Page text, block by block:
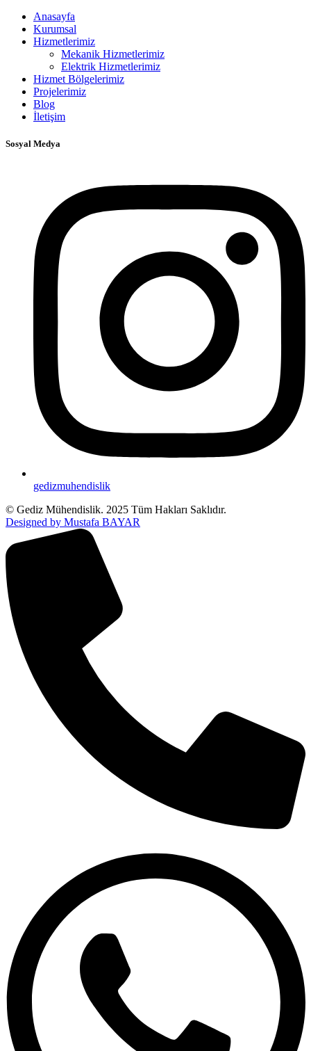
Anasayfa
Kurumsal
Hizmetlerimiz
Mekanik Hizmetlerimiz
Elektrik Hizmetlerimiz
Hizmet Bölgelerimiz
Projelerimiz
Blog
İletişim
Sosyal Medya
gedizmuhendislik
© Gediz Mühendislik. 2025 Tüm Hakları Saklıdır.
Designed by Mustafa BAYAR